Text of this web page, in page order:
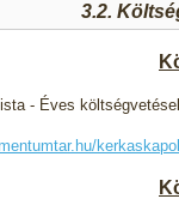
3.2.
- Éves